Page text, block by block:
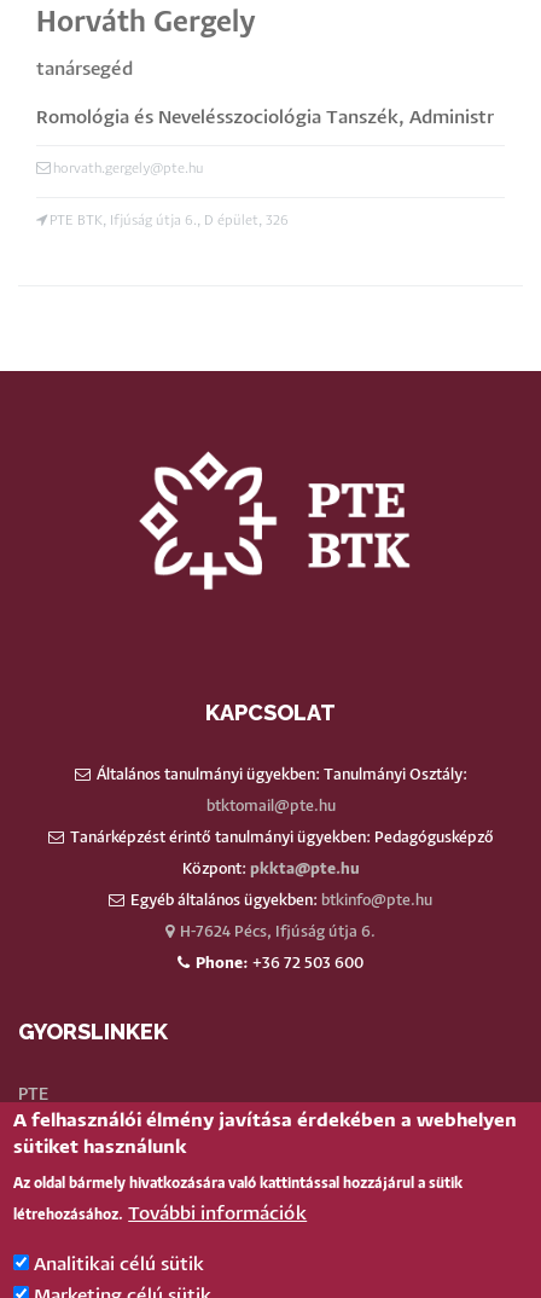
Horváth Gergely
tanársegéd
Romológia és Nevelésszociológia Tanszék, Administr
horvath.gergely@pte.hu
PTE BTK, Ifjúság útja 6., D épület, 326
KAPCSOLAT
Általános tanulmányi ügyekben: Tanulmányi Osztály:
btktomail@pte.hu
Tanárképzést érintő tanulmányi ügyekben: Pedagógusképző
Központ: pkkta@pte.hu
Egyéb általános ügyekben: btkinfo@pte.hu
H-7624 Pécs, Ifjúság útja 6.
Phone: +36 72 503 600
GYORSLINKEK
PTE
Neptun
Telefonkönyv
Teams
TÉR(oktatói)
Bejelentkezés
A felhasználói élmény javítása érdekében a webhelyen
sütiket használunk
Az oldal bármely hivatkozására való kattintással hozzájárul a sütik
létrehozásához. További információk
Analitikai célú sütik